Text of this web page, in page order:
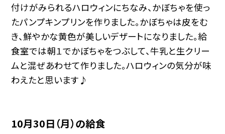
付けがみられるハロウィンにちなみ、かぼちゃを使っ
たパンプキンプリンを作りました。かぼちゃは皮をむ
き、鮮やかな黄色が美しいデザートになりました。給
食室では朝１でかぼちゃをつぶして、牛乳と生クリー
ムと混ぜあわせて作りました。ハロウィンの気分が味
わえたと思います♪
10月30日（月）の給食